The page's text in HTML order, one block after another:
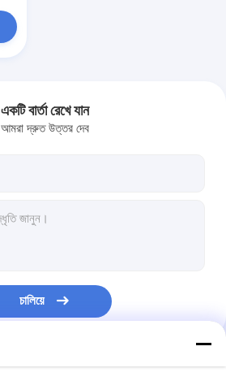
একটি বার্তা রেখে যান
আমরা দ্রুত উত্তর দেব
চালিয়ে